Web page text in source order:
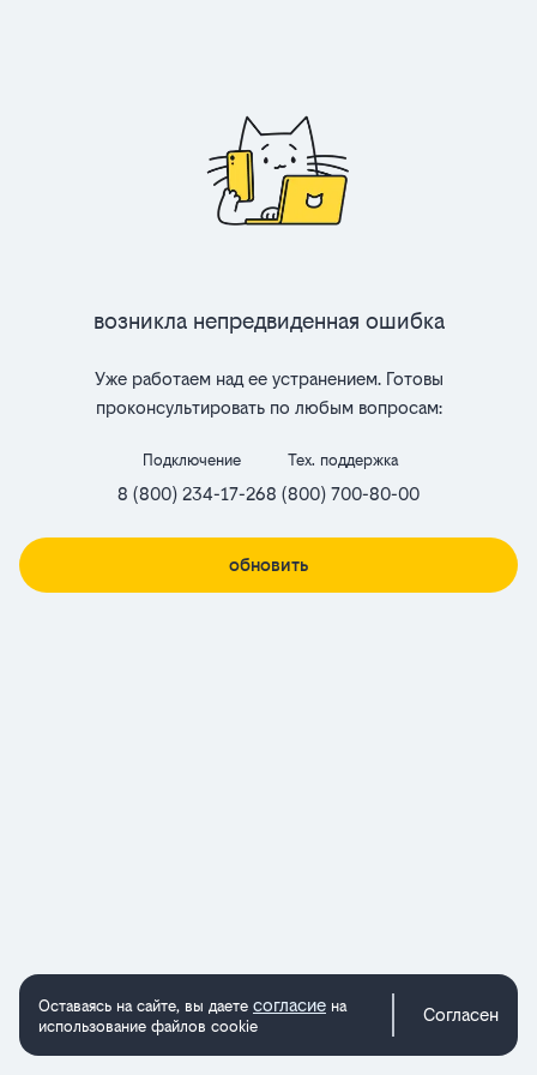
Возникла непредвиденная ошибка
Уже работаем над ее устранением. Готовы
проконсультировать по любым вопросам:
Подключение
8 (800) 234-17-26
Тех. поддержка
8 (800) 700-80-00
обновить
Оставаясь на сайте, вы даете согласие на
использование файлов cookie
Согласен